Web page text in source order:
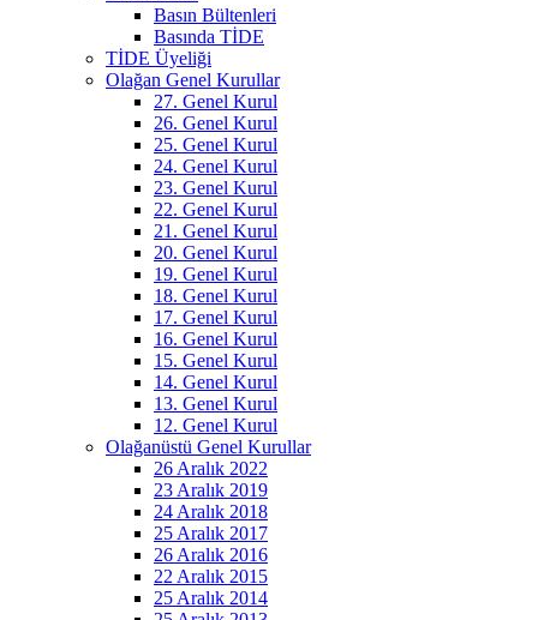
Basın Bültenleri
Basında TİDE
TİDE Üyeliği
Olağan Genel Kurullar
27. Genel Kurul
26. Genel Kurul
25. Genel Kurul
24. Genel Kurul
23. Genel Kurul
22. Genel Kurul
21. Genel Kurul
20. Genel Kurul
19. Genel Kurul
18. Genel Kurul
17. Genel Kurul
16. Genel Kurul
15. Genel Kurul
14. Genel Kurul
13. Genel Kurul
12. Genel Kurul
Olağanüstü Genel Kurullar
26 Aralık 2022
23 Aralık 2019
24 Aralık 2018
25 Aralık 2017
26 Aralık 2016
22 Aralık 2015
25 Aralık 2014